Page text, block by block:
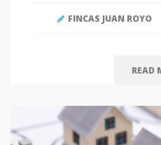
FINCAS JUAN ROYO
READ